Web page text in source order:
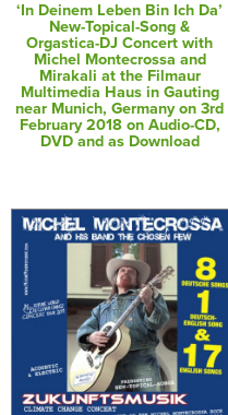
‘In Deinem Leben Bin Ich Da’
New-Topical-Song &
Orgastica-DJ Concert with
Michel Montecrossa and
Mirakali at the Filmaur
Multimedia Haus in Gauting
near Munich, Germany on 3rd
February 2018 on Audio-CD,
DVD and as Download